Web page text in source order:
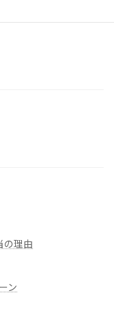
の理由
ン